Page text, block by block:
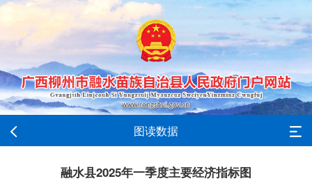
图读数据
融水县2025年一季度主要经济指标图